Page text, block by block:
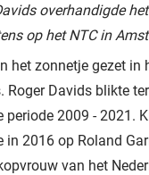
overhandigde
op het NTC in
het zonnetje gezet in
Roger Davids blikte
periode 2009 - 2021.
in 2016 op Roland
van het